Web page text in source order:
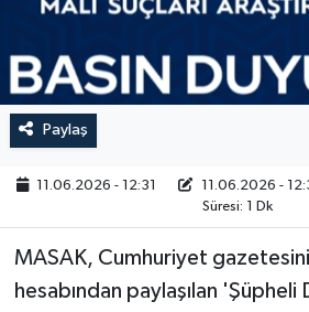
Paylaş
11.06.2026 - 12:31 11.06.2026 -
Süresi: 1 Dk
MASAK, Cumhuriyet
hesabından paylaşılan